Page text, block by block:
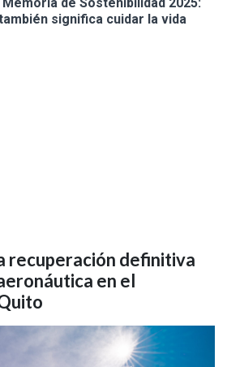
significa cuidar la vida
recuperación definitiva
en el